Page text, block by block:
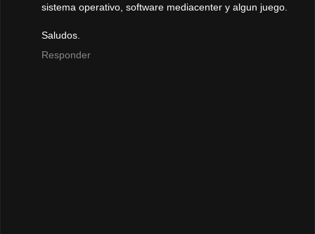
sistema operativo, software mediacenter y algun juego.
Saludos.
Responder